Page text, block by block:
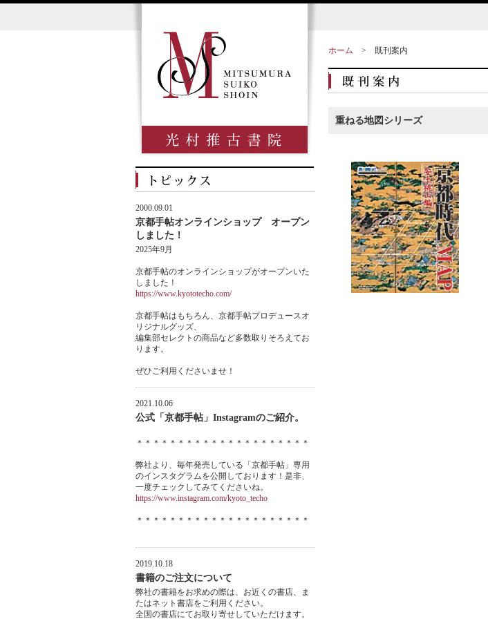
ホーム > 既刊案内
重ねる地図シリーズ
2000.09.01
京都手帖オンラインショップ オープン
しました！
2025年9月
京都手帖のオンラインショップがオープンいた
しました！
https://www.kyototecho.com/
京都手帖はもちろん、京都手帖プロデュースオ
リジナルグッズ、
編集部セレクトの商品など多数取りそろえてお
ります。
ぜひご利用くださいませ！
2021.10.06
公式「京都手帖」Instagramのご紹介。
＊＊＊＊＊＊＊＊＊＊＊＊＊＊＊＊＊＊＊＊＊
弊社より、毎年発売している「京都手帖」専用
のインスタグラムを公開しております！是非、
一度チェックしてみてくださいね。
https://www.instagram.com/kyoto_techo
＊＊＊＊＊＊＊＊＊＊＊＊＊＊＊＊＊＊＊＊＊
2019.10.18
書籍のご注文について
弊社の書籍をお求めの際は、お近くの書店、ま
たはネット書店をご利用ください。
全国の書店にてお取り寄せしていただけます。